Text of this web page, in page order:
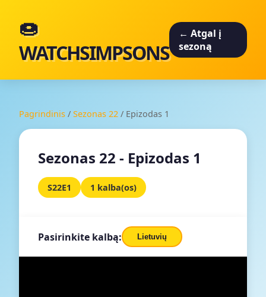
🍩
WATCHSIMPSONS
← Atgal į
sezoną
Pagrindinis / Sezonas 22 / Epizodas 1
Sezonas 22 - Epizodas 1
S22E1 1 kalba(os)
Pasirinkite kalbą: Lietuvių